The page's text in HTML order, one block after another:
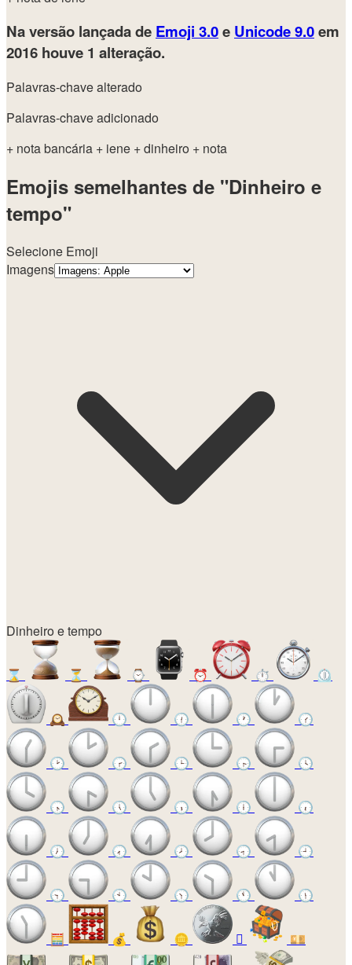
Na versão lançada de Emoji 3.0e Unicode 9.0em
2016 houve 1 alteração.
Palavras-chave alterado
Palavras-chave adicionado
+ nota bancária + iene + dinheiro + nota
Emojis semelhantes de "Dinheiro e
tempo"
Selecione Emoji
Imagens
Dinheiro e tempo
⌛ ⏳ ⌚ ⏰ ⏱️ ⏲️
🕰️ 🕛 🕧 🕐 🕜
🕑 🕝 🕒 🕞 🕓
🕟 🕔 🕠 🕕 🕡
🕖 🕢 🕗 🕣 🕘
🕤 🕙 🕥 🕚 🕦
🧮 💰 🪙 🪎 💴